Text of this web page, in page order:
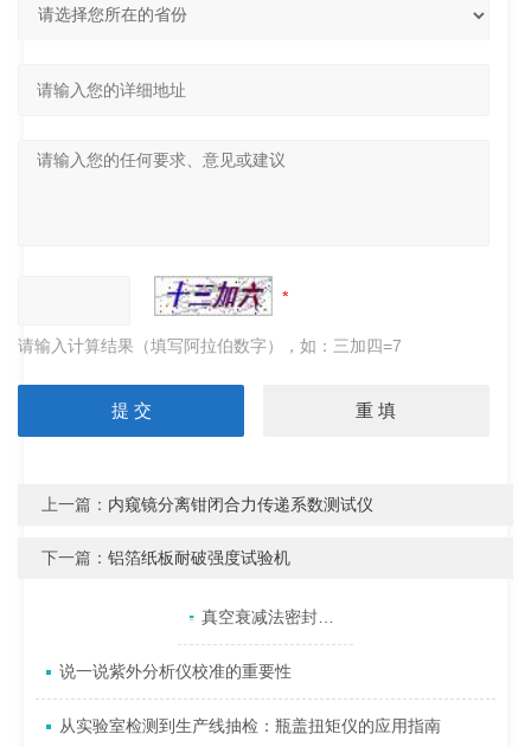
请输入计算结果（填写阿拉伯数字），如：三加四=7
上一篇： 内窥镜分离钳闭合力传递系数测试仪
下一篇：铝箔纸板耐破强度试验机
相关文章 真空衰减法密封仪如何实现包装泄漏检测？
说一说紫外分析仪校准的重要性
从实验室检测到生产线抽检：瓶盖扭矩仪的应用指南